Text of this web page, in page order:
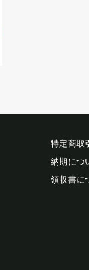
特定商取
納期につ
領収書に